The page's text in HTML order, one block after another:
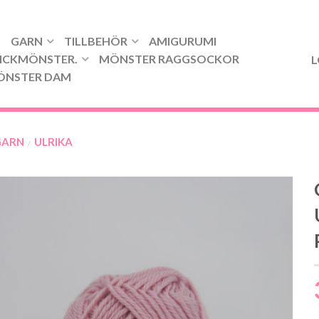
GARN TILLBEHÖR
AMIGURUMI
MÖNSTER RAGGSOCKOR
DAM
/ ULRIKA